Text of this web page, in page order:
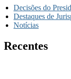
Decisões do
Destaques de
Notícias
Recentes